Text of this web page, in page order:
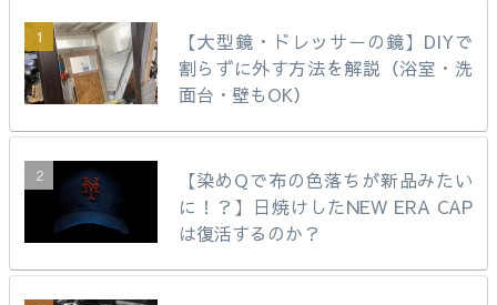
【大型鏡・ドレッサーの鏡】DIYで
割らずに外す方法を解説（浴室・洗
面台・壁もOK）
【染めQで布の色落ちが新品みたい
に！？】日焼けしたNEW ERA CAP
は復活するのか？